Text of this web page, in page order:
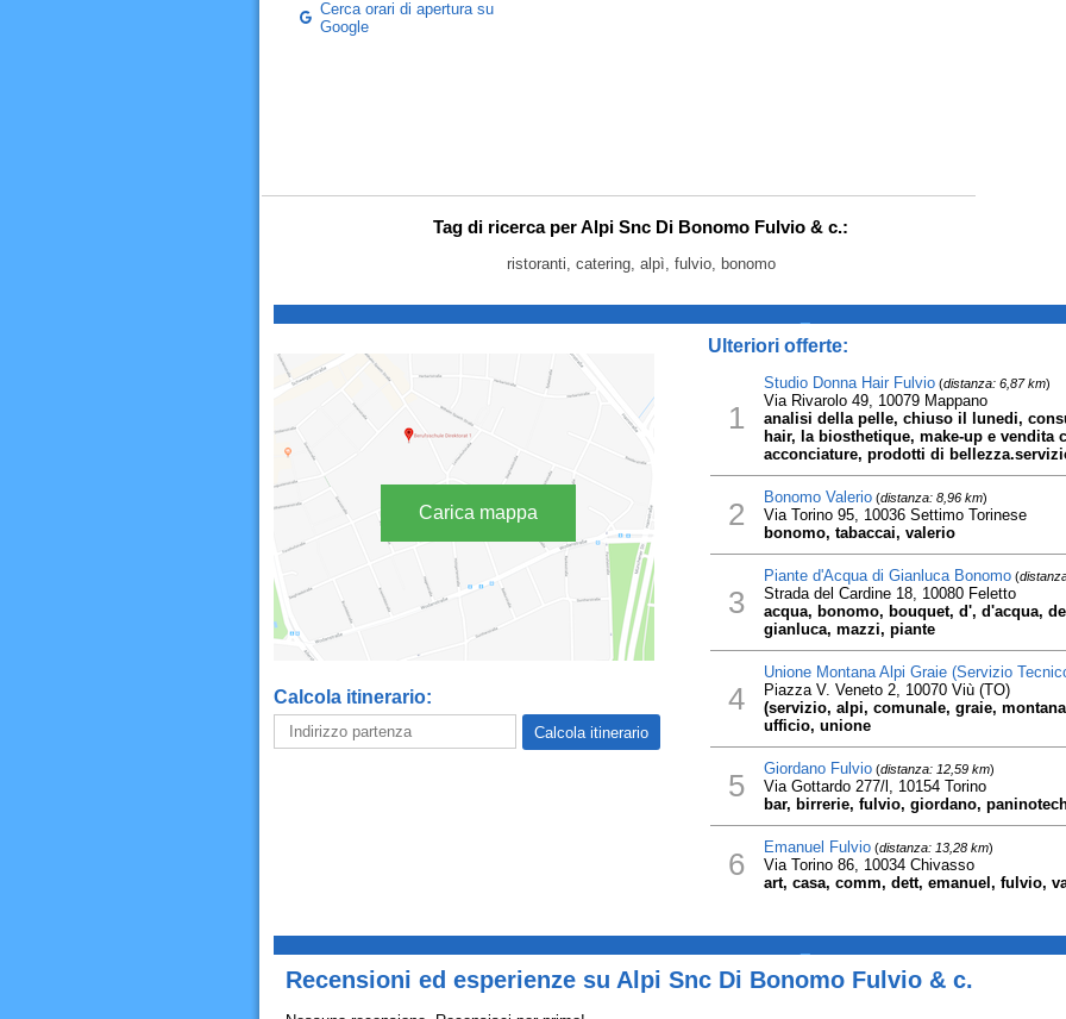
Cerca orari di apertura su
Google
Tag di ricerca per Alpi Snc Di Bonomo Fulvio & c.:
ristoranti, catering, alpì, fulvio, bonomo
Carica mappa
Calcola itinerario:
Ulteriori offerte:
1
Studio Donna Hair Fulvio(distanza: 6,87 km)
Via Rivarolo 49, 10079 Mappano
analisi della pelle, chiuso il lunedi,
hair, la biosthetique, make-up e vendita
acconciature, prodotti di
2 Bonomo Valerio(distanza: 8,96 km)
Via Torino 95, 10036 Settimo Torinese
bonomo, tabaccai, valerio
3
Piante d'Acqua di Gianluca Bonomo(
Strada del Cardine 18, 10080 Feletto
acqua, bonomo, bouquet, d', d'acqua,
gianluca, mazzi, piante
4
Unione Montana Alpi Graie (Servizio
Piazza V. Veneto 2, 10070 Viù (TO)
(servizio, alpi, comunale, graie,
ufficio, unione
5 Giordano Fulvio(distanza: 12,59 km)
Via Gottardo 277/l, 10154 Torino
bar, birrerie, fulvio, giordano,
6 Emanuel Fulvio(distanza: 13,28 km)
Via Torino 86, 10034 Chivasso
art, casa, comm, dett, emanuel, fulvio,
Recensioni ed esperienze su Alpi Snc Di Bonomo Fulvio & c.